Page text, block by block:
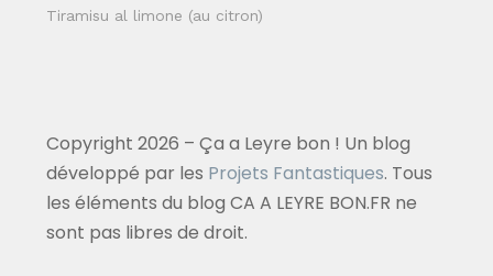
Tiramisu al limone (au citron)
Copyright 2026 – Ça a Leyre bon ! Un blog
développé par les Projets Fantastiques. Tous
les éléments du blog CA A LEYRE BON.FR ne
sont pas libres de droit.